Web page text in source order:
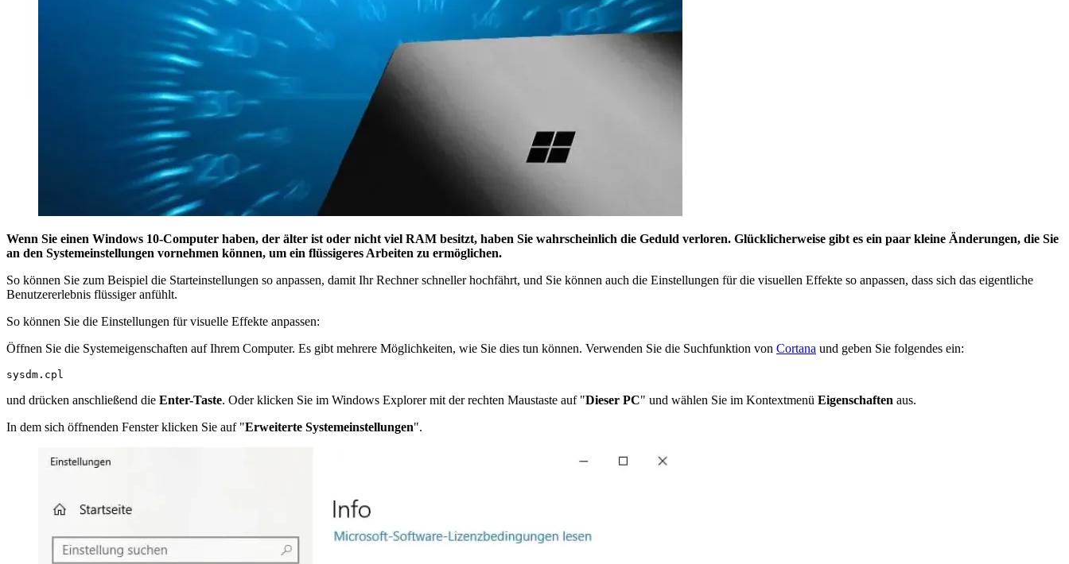
Wenn Sie einen Windows 10-Computer haben, der älter ist oder nicht viel RAM besitzt, haben Sie wahrscheinlich die Geduld verloren. Glücklicherweise gibt es ein paar kleine Änderungen, die Sie
an den Systemeinstellungen vornehmen können, um ein flüssigeres Arbeiten zu ermöglichen.
So können Sie zum Beispiel die Starteinstellungen so anpassen, damit Ihr Rechner schneller hochfährt, und Sie können auch die Einstellungen für die visuellen Effekte so anpassen, dass sich das eigentliche
Benutzererlebnis flüssiger anfühlt.
So können Sie die Einstellungen für visuelle Effekte anpassen:
Öffnen Sie die Systemeigenschaften auf Ihrem Computer. Es gibt mehrere Möglichkeiten, wie Sie dies tun können. Verwenden Sie die Suchfunktion von Cortana und geben Sie folgendes ein:
sysdm.cpl
und drücken anschließend die Enter-Taste. Oder klicken Sie im Windows Explorer mit der rechten Maustaste auf "Dieser PC" und wählen Sie im Kontextmenü Eigenschaften aus.
In dem sich öffnenden Fenster klicken Sie auf "Erweiterte Systemeinstellungen".